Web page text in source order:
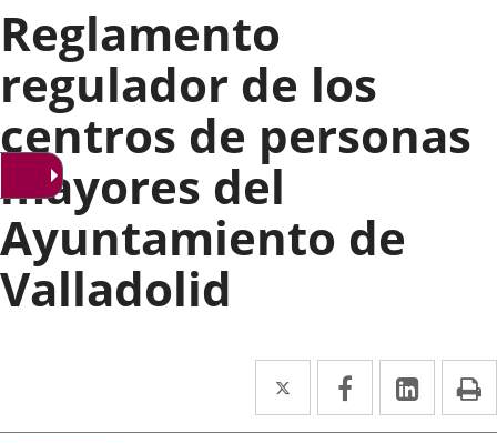
Reglamento
regulador de los
centros de personas
mayores del
Ayuntamiento de
Valladolid
Twitter
Enlace
a
Facebook
Enlace
a
Enlace
a